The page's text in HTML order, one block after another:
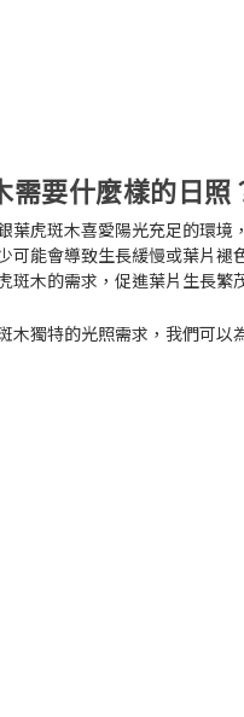
需要什麼樣的日照
葉虎斑木喜愛陽光充足的環
可能會導致生長緩慢或葉片
斑木的需求，促進葉片生長繁
木獨特的光照需求，我們可